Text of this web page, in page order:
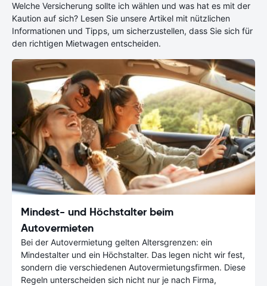
Welche Versicherung sollte ich wählen und was hat es mit der
Kaution auf sich? Lesen Sie unsere Artikel mit nützlichen
Informationen und Tipps, um sicherzustellen, dass Sie sich für
den richtigen Mietwagen entscheiden.
Mindest- und Höchstalter beim
Autovermieten
Bei der Autovermietung gelten Altersgrenzen: ein
Mindestalter und ein Höchstalter. Das legen nicht wir fest,
sondern die verschiedenen Autovermietungsfirmen. Diese
Regeln unterscheiden sich nicht nur je nach Firma,